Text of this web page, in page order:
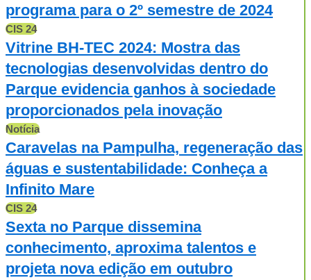
programa para o 2º semestre de 2024
CIS 24
Vitrine BH-TEC 2024: Mostra das
tecnologias desenvolvidas dentro do
Parque evidencia ganhos à sociedade
proporcionados pela inovação
Notícia
Caravelas na Pampulha, regeneração das
águas e sustentabilidade: Conheça a
Infinito Mare
CIS 24
Sexta no Parque dissemina
conhecimento, aproxima talentos e
projeta nova edição em outubro